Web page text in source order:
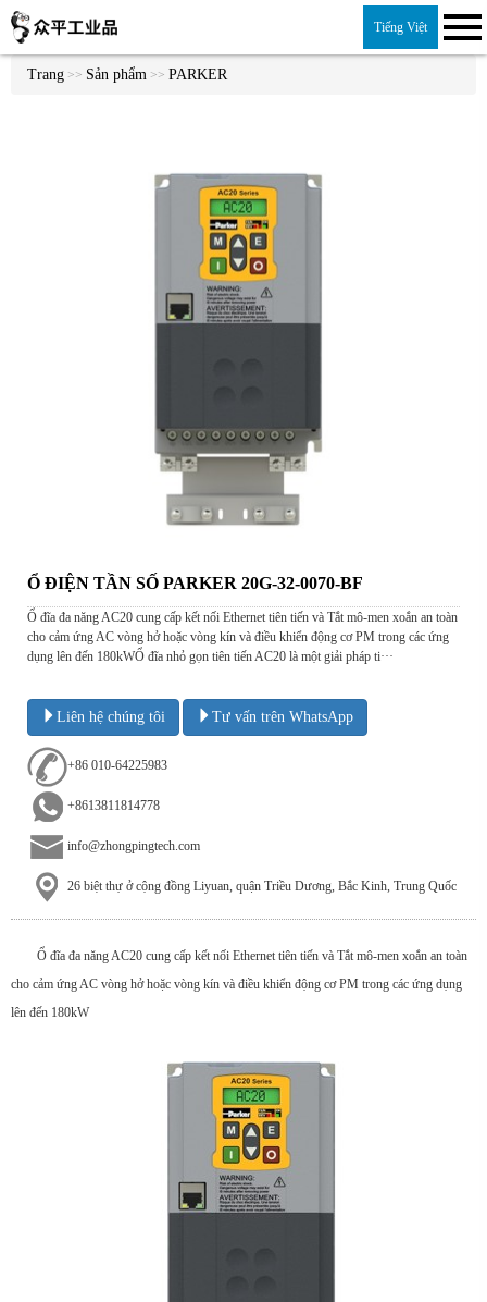
Tiếng Việt
Trang >> Sản phẩm >> PARKER
Ổ ĐIỆN TẦN SỐ PARKER 20G-32-0070-BF
Ổ đĩa đa năng AC20 cung cấp kết nối Ethernet tiên tiến và Tắt mô-men xoắn an toàn
cho cảm ứng AC vòng hở hoặc vòng kín và điều khiển động cơ PM trong các ứng
dụng lên đến 180kWỔ đĩa nhỏ gọn tiên tiến AC20 là một giải pháp ti···
Liên hệ chúng tôi Tư vấn trên WhatsApp
+86 010-64225983
+8613811814778
info@zhongpingtech.com
26 biệt thự ở cộng đồng Liyuan, quận Triều Dương, Bắc Kinh, Trung Quốc
Ổ đĩa đa năng AC20 cung cấp kết nối Ethernet tiên tiến và Tắt mô-men xoắn an toàn
cho cảm ứng AC vòng hở hoặc vòng kín và điều khiển động cơ PM trong các ứng dụng
lên đến 180kW